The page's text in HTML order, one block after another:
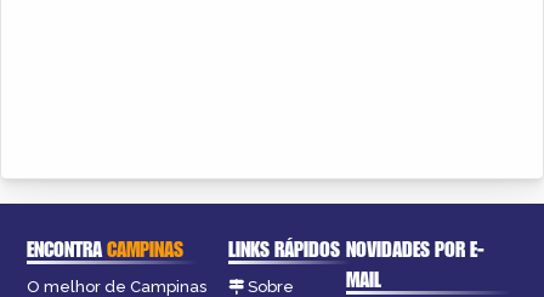
ENCONTRACAMPINAS
O melhor de Campinas
LINKS RÁPIDOS
Sobre
NOVIDADES POR E-
MAIL